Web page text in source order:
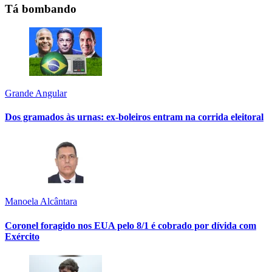
Tá bombando
Grande Angular
Dos gramados às urnas: ex-boleiros entram na corrida eleitoral
Manoela Alcântara
Coronel foragido nos EUA pelo 8/1 é cobrado por dívida com
Exército